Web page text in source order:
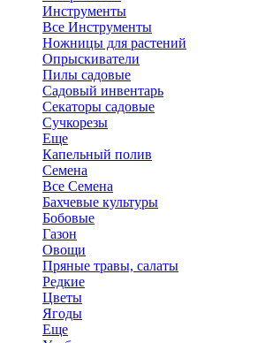
Инструменты
Все Инструменты
Ножницы для растений
Опрыскиватели
Пилы садовые
Садовый инвентарь
Секаторы садовые
Сучкорезы
Еще
Капельный полив
Семена
Все Семена
Бахчевые культуры
Бобовые
Газон
Овощи
Пряные травы, салаты
Редкие
Цветы
Ягоды
Еще